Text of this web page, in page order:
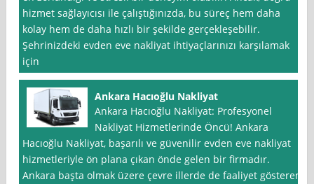
hizmet sağlayıcısı ile çalıştığınızda, bu süreç hem daha
kolay hem de daha hızlı bir şekilde gerçekleşebilir.
Şehrinizdeki evden eve nakliyat ihtiyaçlarınızı karşılamak
için
Ankara Hacıoğlu Nakliyat
Ankara Hacıoğlu Nakliyat: Profesyonel
Nakliyat Hizmetlerinde Öncü! Ankara
Hacıoğlu Nakliyat, başarılı ve güvenilir evden eve nakliyat
hizmetleriyle ön plana çıkan önde gelen bir firmadır.
Ankara başta olmak üzere çevre illerde de faaliyet gösteren